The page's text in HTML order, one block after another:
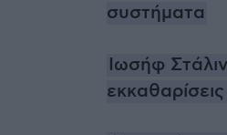
συστήματα
Ιωσήφ